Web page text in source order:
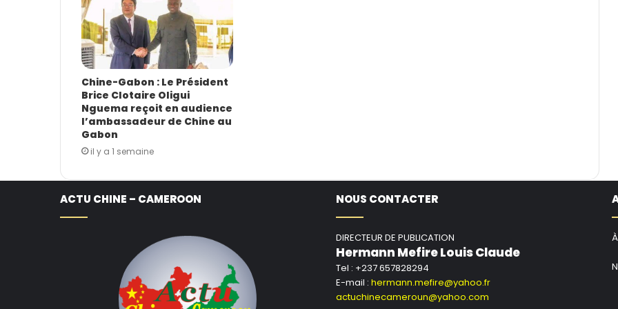
Chine-Gabon : Le Président
Brice Clotaire Oligui
Nguema reçoit en audience
l’ambassadeur de Chine au
Gabon
il y a 1 semaine
ACTU CHINE – CAMEROON NOUS CONTACTER
DIRECTEUR DE PUBLICATION
Hermann Mefire Louis Claude
Tel : +237 657828294
E-mail : hermann.mefire@yahoo.fr
actuchinecameroun@yahoo.com